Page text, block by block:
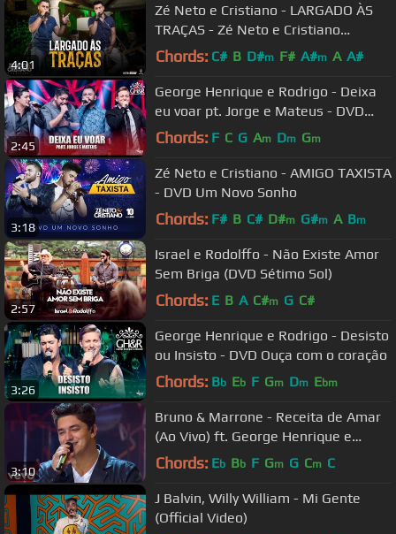
4:01
Zé Neto e Cristiano - LARGADO ÀS
TRAÇAS - Zé Neto e Cristiano
Acústico
Chords: C# B D#m F# A#m A A#
2:45
George Henrique e Rodrigo - Deixa
eu voar pt. Jorge e Mateus - DVD
Ouça com o coração
Chords: F C G Am Dm Gm
3:18
Zé Neto e Cristiano - AMIGO TAXISTA
- DVD Um Novo Sonho
Chords: F# B C# D#m G#m A Bm
2:57
Israel e Rodolffo - Não Existe Amor
Sem Briga (DVD Sétimo Sol)
Chords: E B A C#m G C#
3:26
George Henrique e Rodrigo - Desisto
ou Insisto - DVD Ouça com o coração
Chords: Bb Eb F Gm Dm Ebm
3:10
Bruno & Marrone - Receita de Amar
(Ao Vivo) ft. George Henrique e
Rodrigo
Chords: Eb Bb F Gm G Cm C
J Balvin, Willy William - Mi Gente
(Official Video)